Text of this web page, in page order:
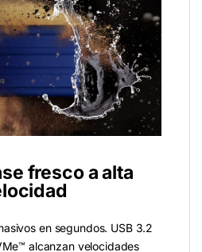
fresco a alta
en segundos. USB 3.2
alcanzan velocidades